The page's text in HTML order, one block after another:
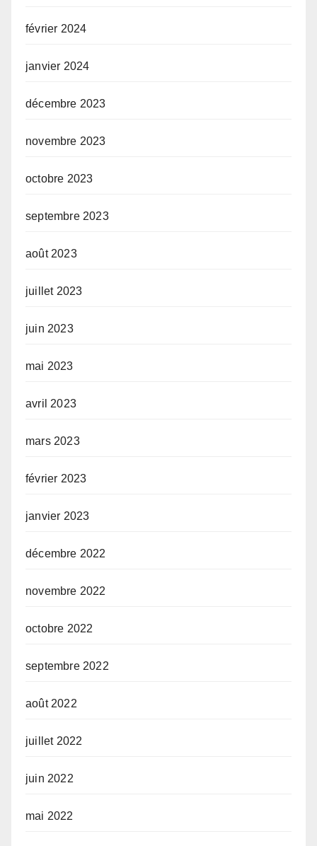
février 2024
janvier 2024
décembre 2023
novembre 2023
octobre 2023
septembre 2023
août 2023
juillet 2023
juin 2023
mai 2023
avril 2023
mars 2023
février 2023
janvier 2023
décembre 2022
novembre 2022
octobre 2022
septembre 2022
août 2022
juillet 2022
juin 2022
mai 2022